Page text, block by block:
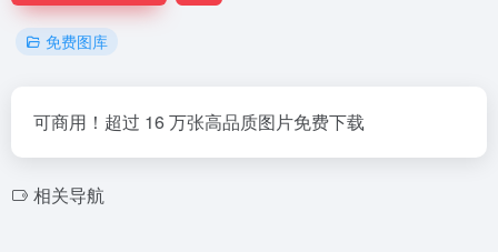
免费图库
可商用！超过 16 万张高品质图片免费下载
相关导航